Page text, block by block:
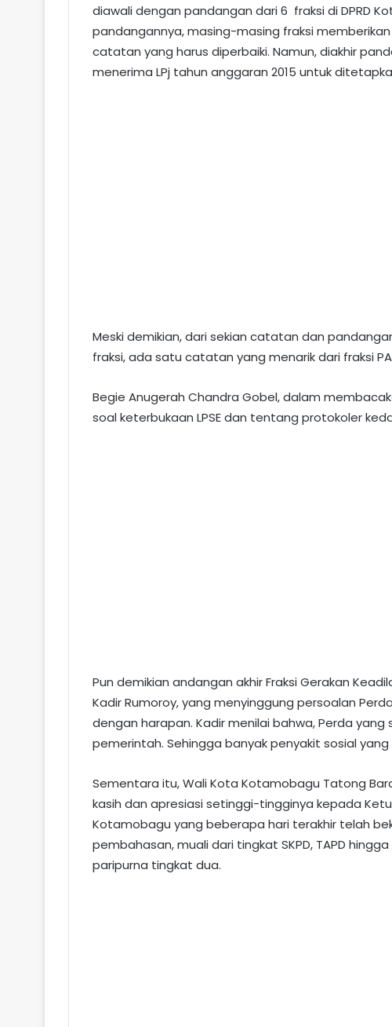
diawali dengan pandangan dari 6 fraksi di DPRD
pandangannya, masing-masing fraksi
catatan yang harus diperbaiki. Namun, diakhir
menerima LPj tahun anggaran 2015 untuk
Meski demikian, dari sekian catatan dan
fraksi, ada satu catatan yang menarik dari fraksi
Begie Anugerah Chandra Gobel, dalam
soal keterbukaan LPSE dan tentang protokoler
Pun demikian andangan akhir Fraksi Gerakan
Kadir Rumoroy, yang menyinggung persoalan
dengan harapan. Kadir menilai bahwa, Perda
pemerintah. Sehingga banyak penyakit sosial
Sementara itu, Wali Kota Kotamobagu Tatong
kasih dan apresiasi setinggi-tingginya kepada
Kotamobagu yang beberapa hari terakhir telah
pembahasan, muali dari tingkat SKPD, TAPD
paripurna tingkat dua.